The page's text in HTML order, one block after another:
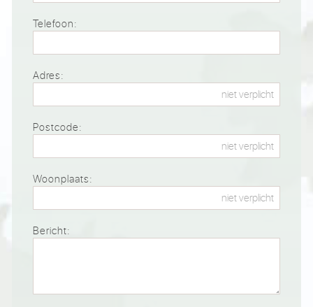
Telefoon:
Adres:
Postcode:
Woonplaats:
Bericht: